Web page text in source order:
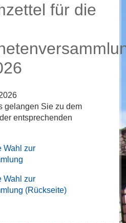
für die
gelangen Sie zu dem
entsprechenden
Wahl zur
Wahl zur
(Rückseite)